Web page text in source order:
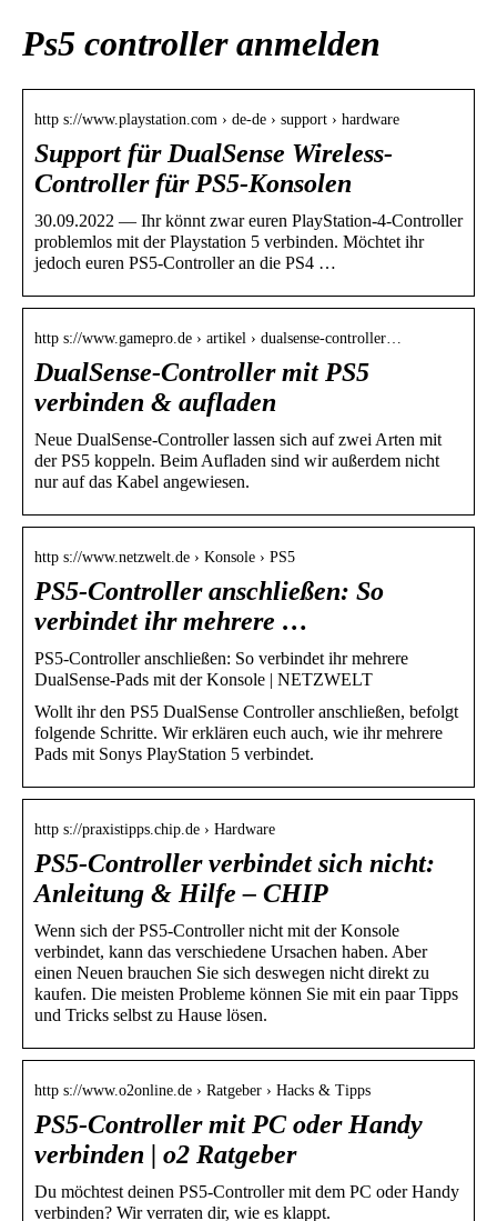
Ps5 controller anmelden
http s://www.playstation.com › de-de › support › hardware
Support für DualSense Wireless-
Controller für PS5-Konsolen
30.09.2022 — Ihr könnt zwar euren PlayStation-4-Controller
problemlos mit der Playstation 5 verbinden. Möchtet ihr
jedoch euren PS5-Controller an die PS4 …
http s://www.gamepro.de › artikel › dualsense-controller…
DualSense-Controller mit PS5
verbinden & aufladen
Neue DualSense-Controller lassen sich auf zwei Arten mit
der PS5 koppeln. Beim Aufladen sind wir außerdem nicht
nur auf das Kabel angewiesen.
http s://www.netzwelt.de › Konsole › PS5
PS5-Controller anschließen: So
verbindet ihr mehrere …
PS5-Controller anschließen: So verbindet ihr mehrere
DualSense-Pads mit der Konsole | NETZWELT
Wollt ihr den PS5 DualSense Controller anschließen, befolgt
folgende Schritte. Wir erklären euch auch, wie ihr mehrere
Pads mit Sonys PlayStation 5 verbindet.
http s://praxistipps.chip.de › Hardware
PS5-Controller verbindet sich nicht:
Anleitung & Hilfe – CHIP
Wenn sich der PS5-Controller nicht mit der Konsole
verbindet, kann das verschiedene Ursachen haben. Aber
einen Neuen brauchen Sie sich deswegen nicht direkt zu
kaufen. Die meisten Probleme können Sie mit ein paar Tipps
und Tricks selbst zu Hause lösen.
http s://www.o2online.de › Ratgeber › Hacks & Tipps
PS5-Controller mit PC oder Handy
verbinden | o2 Ratgeber
Du möchtest deinen PS5-Controller mit dem PC oder Handy
verbinden? Wir verraten dir, wie es klappt.